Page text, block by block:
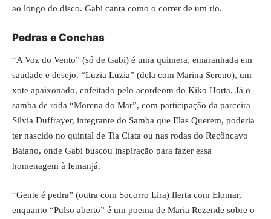
ao longo do disco. Gabi canta como o correr de um rio.
Pedras e Conchas
“A Voz do Vento” (só de Gabi) é uma quimera, emaranhada em
saudade e desejo. “Luzia Luzia” (dela com Marina Sereno), um
xote apaixonado, enfeitado pelo acordeom do Kiko Horta. Já o
samba de roda “Morena do Mar”, com participação da parceira
Silvia Duffrayer, integrante do Samba que Elas Querem, poderia
ter nascido no quintal de Tia Ciata ou nas rodas do Recôncavo
Baiano, onde Gabi buscou inspiração para fazer essa
homenagem à Iemanjá.
“Gente é pedra” (outra com Socorro Lira) flerta com Elomar,
enquanto “Pulso aberto” é um poema de Maria Rezende sobre o